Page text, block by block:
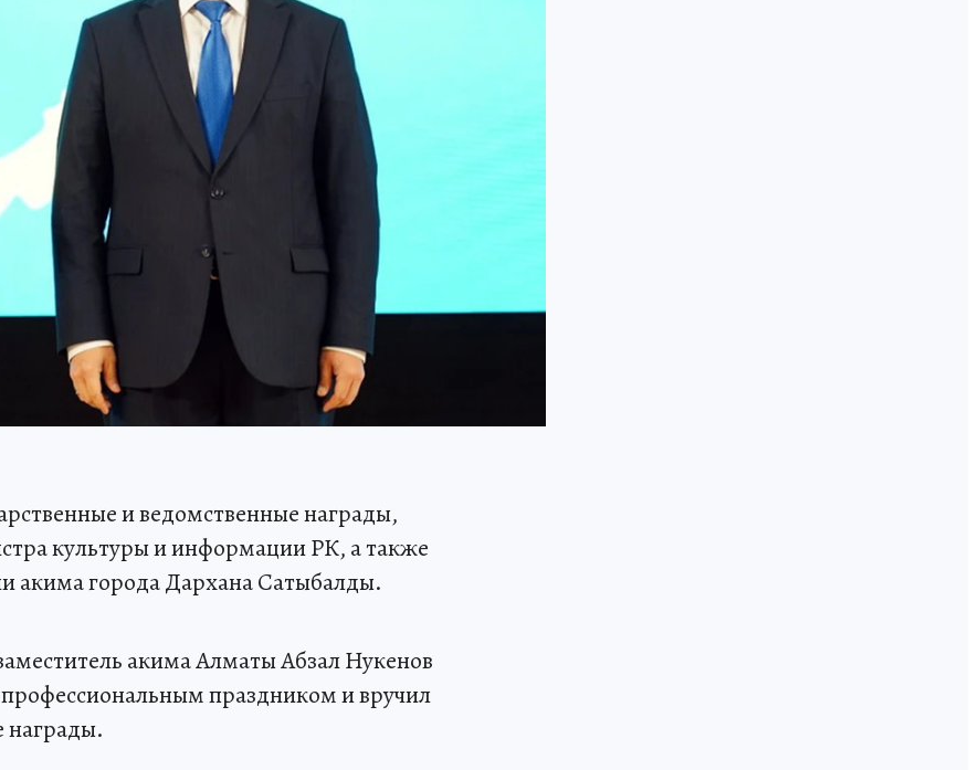
и ведомственные награды,
культуры и информации РК, а также
акима города Дархана Сатыбалды.
акима Алматы Абзал Нукенов
праздником и вручил
награды.